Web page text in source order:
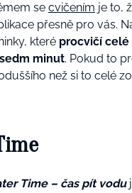
se cvičením je to,
přesně pro vás.
které procvičí celé
minut. Pokud to
než si to celé
Time – čas pít vodu